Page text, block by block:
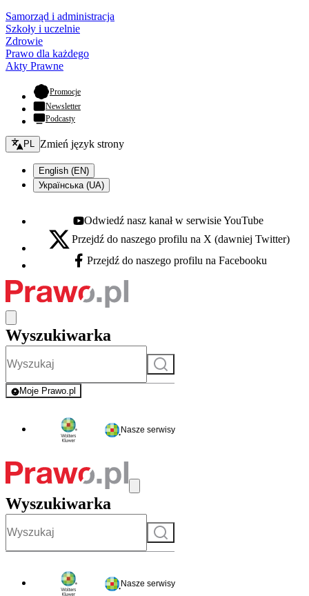
Samorząd i administracja
Szkoły i uczelnie
Zdrowie
Prawo dla każdego
Akty Prawne
Promocje- otwiera się w nowej karcie
Newsletter
Podcasty
Zmień język - bieżący:
PL Zmień język strony
English (EN)
Українська (UA)
Youtube - otwiera się w nowej karcie
Odwiedź nasz kanał w serwisie YouTube
X - otwiera się w nowej karcie
Przejdź do naszego profilu na X (dawniej Twitter)
Facebook - otwiera się w nowej karcie
Przejdź do naszego profilu na Facebooku
Wyszukiwarka
Szukaj
Moje Prawo.pl
- rejestracja i logowanie do serwisu
Nasze serwisy
Wyszukiwarka
Szukaj
Nasze serwisy